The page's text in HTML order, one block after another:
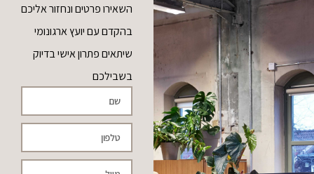
השאירו פרטים ונחזור אליכם
בהקדם עם יועץ ארגונומי
שיתאים פתרון אישי בדיוק
בשבילכם